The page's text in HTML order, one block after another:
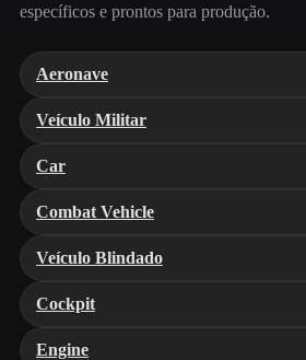
específicos e prontos para produção.
Aeronave
Veículo Militar
Car
Combat Vehicle
Veículo Blindado
Cockpit
Engine